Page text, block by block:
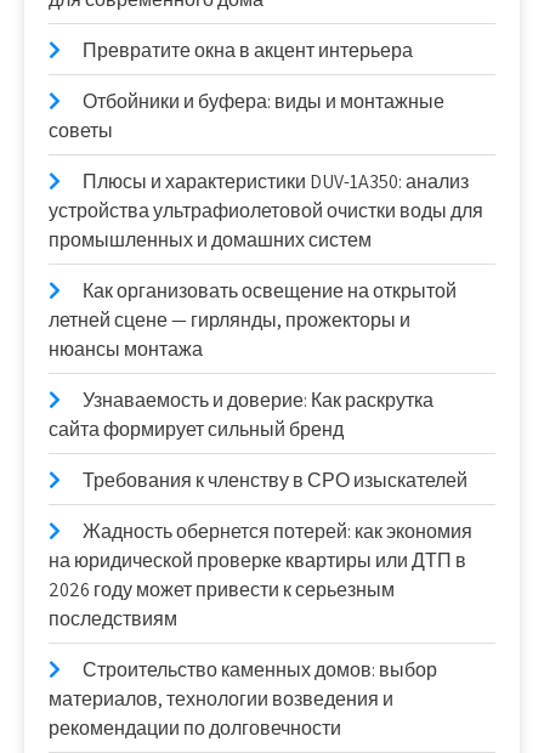
Превратите окна в акцент интерьера
Отбойники и буфера: виды и монтажные
советы
Плюсы и характеристики DUV-1A350: анализ
устройства ультрафиолетовой очистки воды для
промышленных и домашних систем
Как организовать освещение на открытой
летней сцене — гирлянды, прожекторы и
нюансы монтажа
Узнаваемость и доверие: Как раскрутка
сайта формирует сильный бренд
Требования к членству в СРО изыскателей
Жадность обернется потерей: как экономия
на юридической проверке квартиры или ДТП в
2026 году может привести к серьезным
последствиям
Строительство каменных домов: выбор
материалов, технологии возведения и
рекомендации по долговечности